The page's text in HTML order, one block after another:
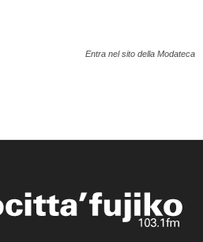
Entra nel sito della Modateca